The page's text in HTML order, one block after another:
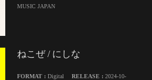
MUSIC JAPAN
ねこぜ / にしな
FORMAT : Digital RELEASE :2024-10-